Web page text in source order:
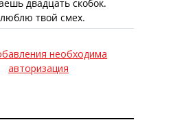
необходима
авторизация